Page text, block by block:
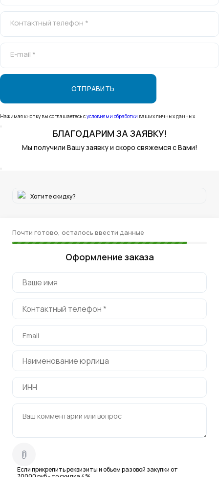
Контактный телефон *
E-mail *
Нажимая кнопку вы соглашаетесь сусловиями обработки ваших личных данных
БЛАГОДАРИМ ЗА ЗАЯВКУ!
Мы получили Вашу заявку и скоро свяжемся с Вами!
Хотите скидку?
Почти готово, осталось ввести данные
Оформление заказа
Если прикрепить реквизиты и обьем разовой закупки от